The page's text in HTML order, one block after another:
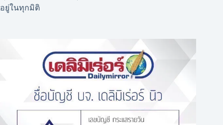
อยู่ในทุกมิติ